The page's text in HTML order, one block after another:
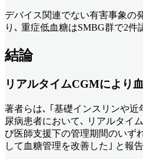
デバイス関連でない有害事象の
り､ 重症低血糖はSMBG群で2件
結論
リアルタイムCGMにより
著者らは､ ｢基礎インスリンや
尿病患者において､ リアルタイ
び医師支援下の管理期間のいず
して血糖管理を改善した｣ と報